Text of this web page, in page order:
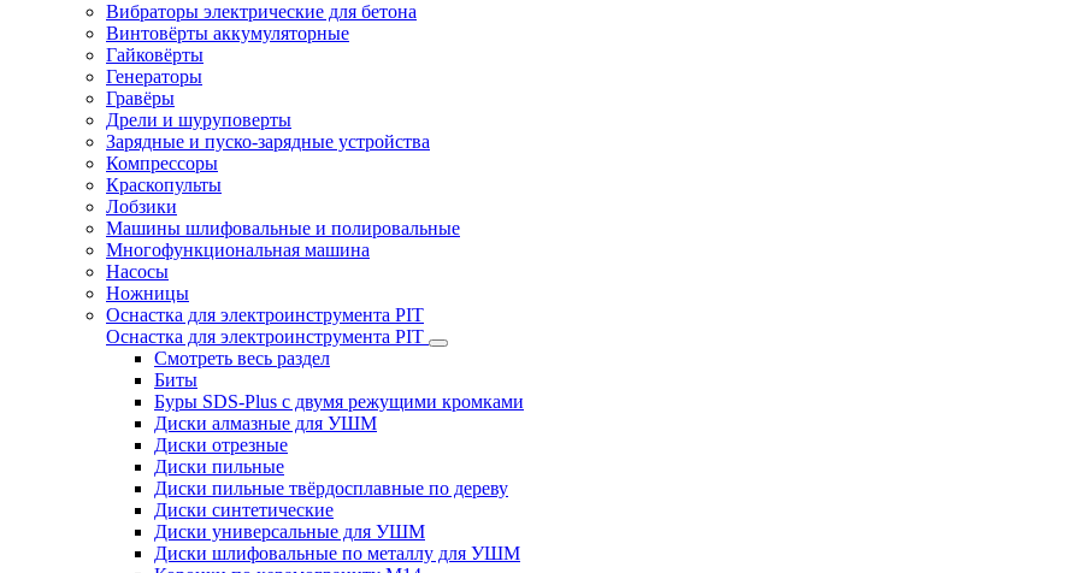
Вибраторы электрические для бетона
Винтовёрты аккумуляторные
Гайковёрты
Генераторы
Гравёры
Дрели и шуруповерты
Зарядные и пуско-зарядные устройства
Компрессоры
Краскопульты
Лобзики
Машины шлифовальные и полировальные
Многофункциональная машина
Насосы
Ножницы
Оснастка для электроинструмента PIT
Оснастка для электроинструмента PIT
Смотреть весь раздел
Биты
Буры SDS-Plus c двумя режущими кромками
Диски алмазные для УШМ
Диски отрезные
Диски пильные
Диски пильные твёрдосплавные по дереву
Диски синтетические
Диски универсальные для УШМ
Диски шлифовальные по металлу для УШМ